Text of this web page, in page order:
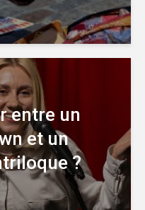
entre un
et un
?